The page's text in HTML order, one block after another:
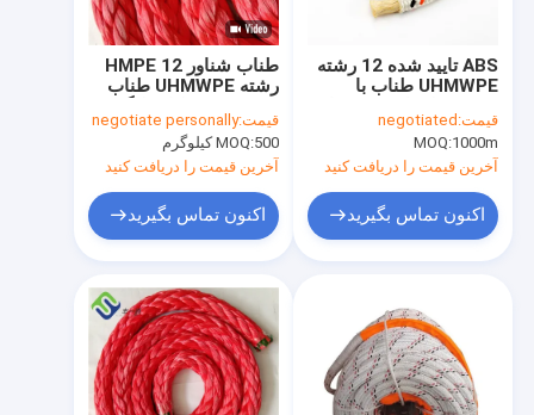
طناب شناور HMPE 12
رشته UHMWPE طناب
قیمت:negotiate personally
MOQ:500 کیلوگرم
آخرین قیمت را دریافت کنید
اکنون تماس بگیرید
ABS تایید شده 12 رشته
UHMWPE طناب با
32mmx500m
قیمت: negotiated
MOQ:1000m
آخرین قیمت را دریافت کنید
اکنون تماس بگیرید